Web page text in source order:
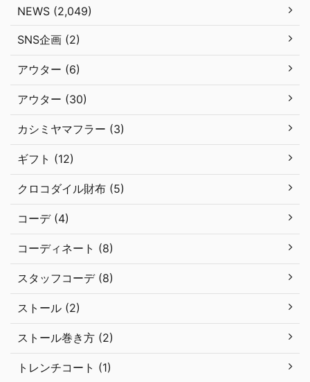
NEWS (2,049)
SNS企画 (2)
アウター (6)
アウター (30)
カシミヤマフラー (3)
ギフト (12)
クロコダイル財布 (5)
コーデ (4)
コーディネート (8)
スタッフコーデ (8)
ストール (2)
ストール巻き方 (2)
トレンチコート (1)